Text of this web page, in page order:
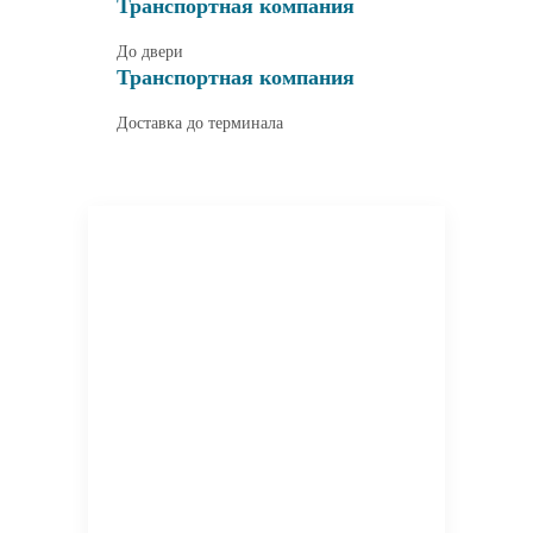
Транспортная компания
До двери
Транспортная компания
Доставка до терминала